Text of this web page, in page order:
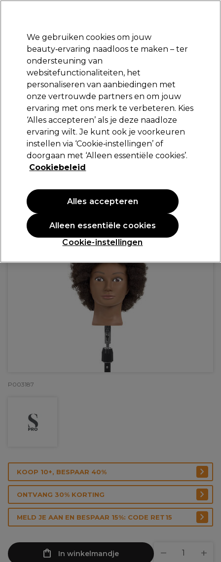
Aanmelden
Merken Deals Haar Elektra
Gratis Retourneren
Gratis bezorging vanaf slechts €40
S-PRO
S-PRO Oefenhoofd Zara 25-30 cm
Donkerbruin 3
(0
PROMOTIE
P003187
KOOP 10+, BESPAAR 40%
ONTVANG 30% KORTING
MELD JE AAN EN BESPAAR 15%: CODE RET15
In winkelmandje
We gebruiken cookies om jouw
beauty‑ervaring naadloos te maken – ter
ondersteuning van
websitefunctionaliteiten, het
personaliseren van aanbiedingen met
onze vertrouwde partners en om jouw
ervaring met ons merk te verbeteren. Kies
‘Alles accepteren’ als je deze naadloze
ervaring wilt. Je kunt ook je voorkeuren
instellen via ‘Cookie‑instellingen’ of
doorgaan met ‘Alleen essentiële cookies’.
Cookiebeleid
Cookie-instellingen
Alleen essentiële cookies
Alles accepteren